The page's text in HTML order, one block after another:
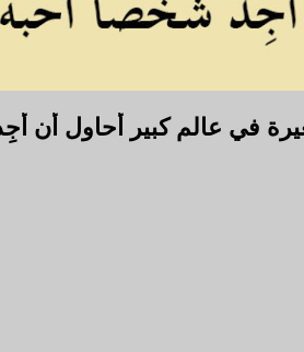
في عالم كبير أحاول أن